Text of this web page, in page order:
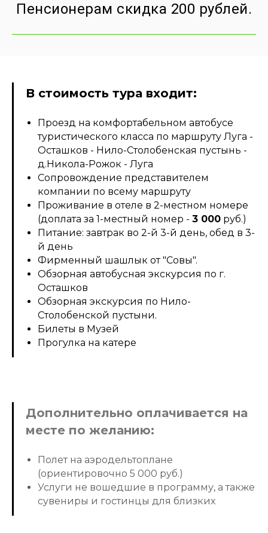
Пенсионерам скидка 200 рублей.
В стоимость тура входит:
Проезд на комфортабельном автобусе
туристического класса по маршруту Луга -
Осташков - Нило-Столобенская пустынь -
д.Никола-Рожок - Луга
Сопровождение представителем
компании по всему маршруту
Проживание в отеле в 2-местном номере
(доплата за 1-местный номер - 3 000 руб.)
Питание: завтрак во 2-й 3-й день, обед в 3-
й день
Фирменный шашлык от "Совы".
Обзорная автобусная экскурсия по г.
Осташков
Обзорная экскурсия по Нило-
Столобенской пустыни.
Билеты в Музей
Прогулка на катере
Дополнительно оплачивается на
месте по желанию:
Полет на аэродельтоплане
(ориентировочно 5 000 руб.)
Услуги не вошедшие в программу, а также
сувениры и гостинцы для близких